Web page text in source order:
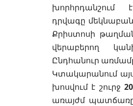
խորհրդանշում
դրվագը
Քրիստոսի
վերաբերող
Ընդհանուր
Կտակարանում
խոսվում է շուրջ
առայժմ